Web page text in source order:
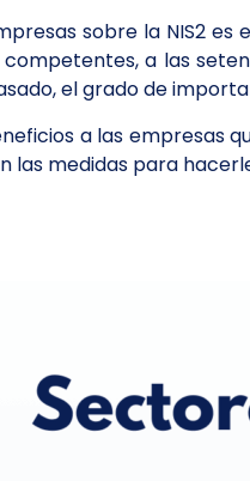
sobre la NIS2
a las
el grado de
a las empresas
las medidas para